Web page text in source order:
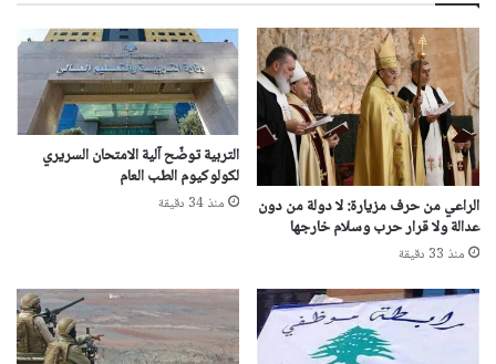
الراعي من حرف مزيارة: لا دولة من دون
عدالة ولا قرار حرب وسلام خارجها
منذ 33 دقيقة
التربية توضّح آلية الامتحان السريري
لكولوكيوم الطب العام
منذ 34 دقيقة